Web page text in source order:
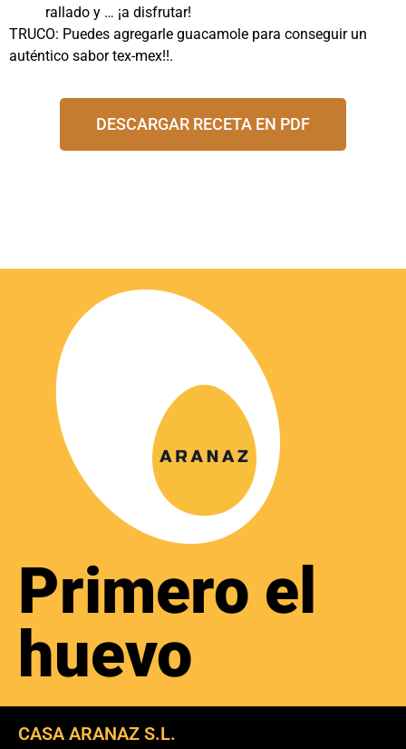
rallado y … ¡a disfrutar!
TRUCO: Puedes agregarle guacamole para conseguir un
auténtico sabor tex-mex!!.
DESCARGAR RECETA EN PDF
Primero el
huevo
CASA ARANAZ S.L.